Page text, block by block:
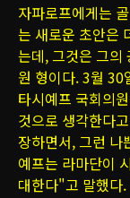
자파로프에게는
는 새로운 초안은
는데, 그것은 그의
원 형이다. 3월 30
타시예프 국회의
것으로 생각한다
장하면서, 그런 나
예프는 라마단이
대한다"고 말했다.